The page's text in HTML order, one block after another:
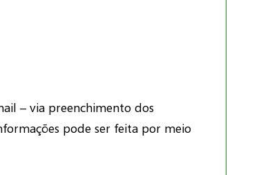
– via preenchimento dos
pode ser feita por meio